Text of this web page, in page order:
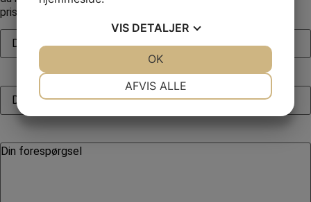
priser og inspiration.
VIS DETALJER
AFVIS ALLE
OK